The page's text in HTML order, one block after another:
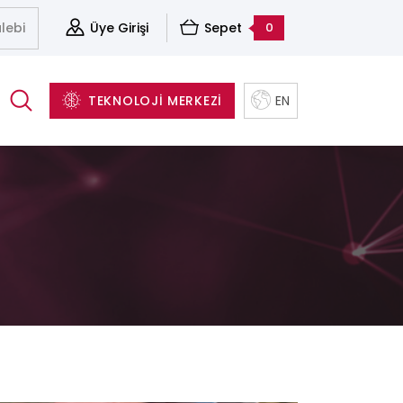
Üye Girişi Sepet 0
TEKNOLOJİ MERKEZİ EN